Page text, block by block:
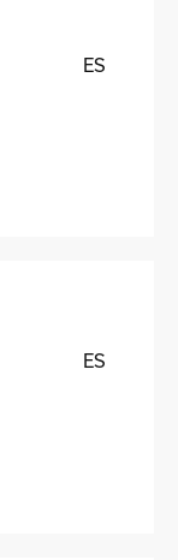
ES
ES